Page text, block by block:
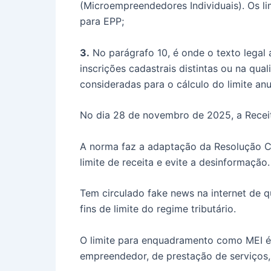
(Microempreendedores Individuais). Os
para EPP;
3. No parágrafo 10, é onde o texto legal
inscrições cadastrais distintas ou na
consideradas para o cálculo do limite
No dia 28 de novembro de 2025, a
A norma faz a adaptação da Resolução
limite de receita e evite a desinformação.
Tem circulado fake news na internet de
fins de limite do regime tributário.
O limite para enquadramento como MEI
empreendedor, de prestação de